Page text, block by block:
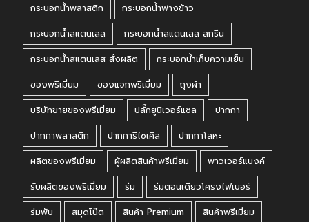
กระบอกน้ำพลาสติก
กระบอกน้ำฟางข้าว
กระบอกน้ำสแตนเลส
กระบอกน้ำสแตนเลส สกรีน
กระบอกน้ำสแตนเลส สั่งผลิต
กระบอกน้ำเก็บความเย็น
ของพรีเมี่ยม
ของแจกพรีเมี่ยม
ถุงผ้า
บริษัทขายของพรีเมี่ยม
ปลั๊กยูนิเวอร์แซล
ปากกา
ปากกาพลาสติก
ปากการีไซเคิล
ปากกาโลหะ
ผลิตของพรีเมี่ยม
ผู้ผลิตสินค้าพรีเมี่ยม
พาวเวอร์แบงค์
รับผลิตของพรีเมี่ยม
ร่ม
ร่มตอนเดียวโครงไฟเบอร์
ร่มพับ
สมุดโน๊ต สินค้า Premium
สินค้าพรีเมี่ยม